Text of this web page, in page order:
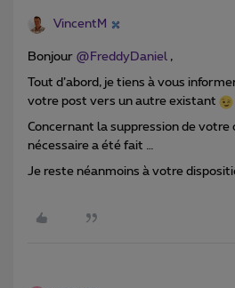
VincentM
Bonjour @FreddyDaniel ,
Tout d’abord, je tiens à vous
votre post vers un autre existant
Concernant la suppression de votre
nécessaire a été fait …
Je reste néanmoins à votre